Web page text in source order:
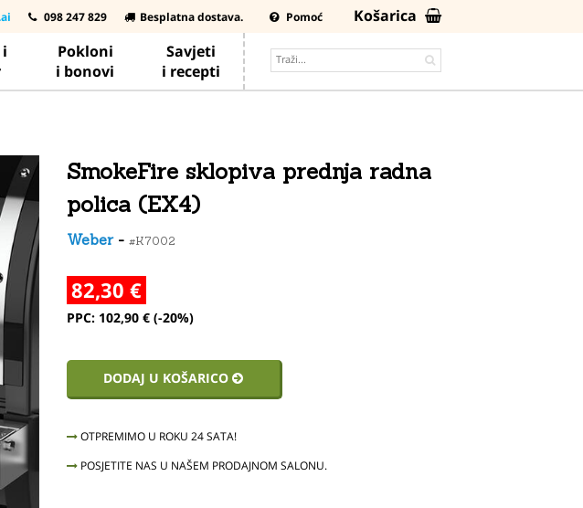
098 247 829 Besplatna dostava. Pomoć
Košarica
i
Pokloni
i bonovi
Savjeti
i recepti
SmokeFire sklopiva prednja radna
polica (EX4)
Weber- #K7002
82,30 €
PPC: 102,90 € (-20%)
DODAJ U KOŠARICO
OTPREMIMO U ROKU 24 SATA!
POSJETITE NAS U NAŠEM PRODAJNOM SALONU.